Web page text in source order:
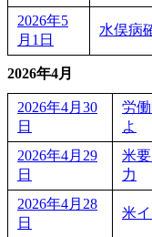
2026年5
月1日
水俣病
2026年4月
2026年4月30
日
労
よ
2026年4月29
日
米
力
2026年4月28
日
米